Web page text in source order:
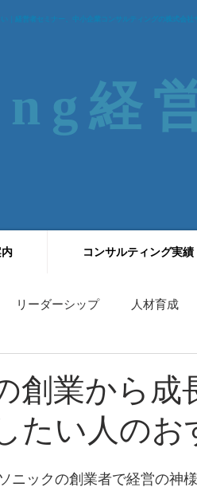
｜経営者セミナー、中小企業コンサルティングの株式会社
経
コンサルティング実績
リーダーシップ 人材育成
創業から成
たい人のお
ニックの創業者で経営の神